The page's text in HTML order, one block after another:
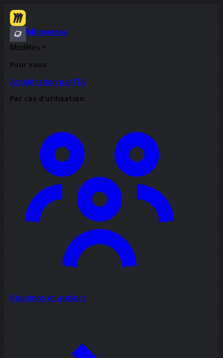
Miroverse
Modèles
Pour vous
Accélération par l’IA
Par cas d’utilisation
Réunions et ateliers